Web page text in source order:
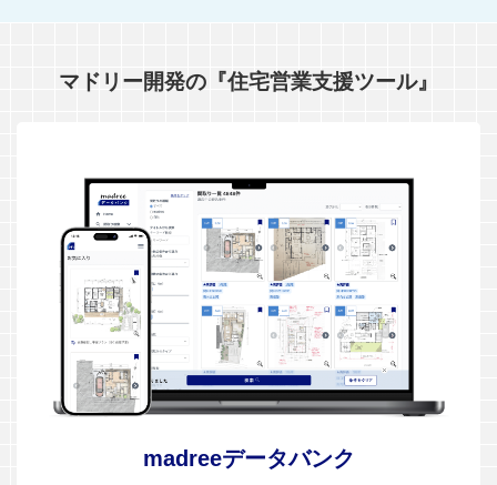
マドリー開発の『住宅営業支援ツール』
madreeデータバンク